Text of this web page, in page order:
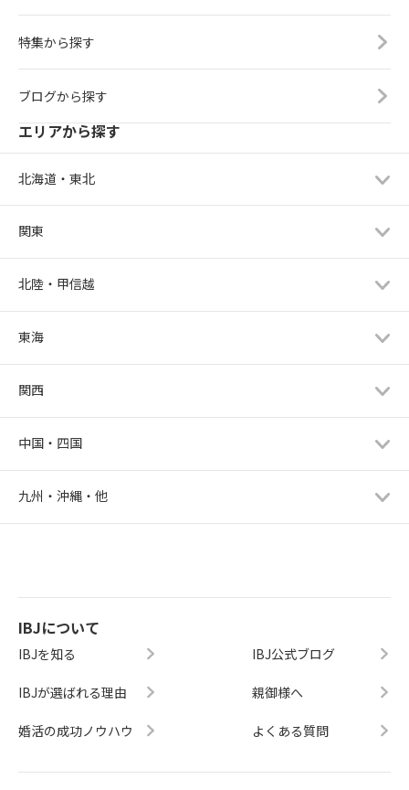
特集から探す
ブログから探す
エリアから探す
北海道・東北
関東
北陸・甲信越
東海
関西
中国・四国
九州・沖縄・他
IBJについて
IBJを知る
IBJが選ばれる理由
婚活の成功ノウハウ
IBJ公式ブログ
親御様へ
よくある質問